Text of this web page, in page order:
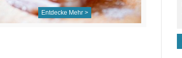
Entdecke Mehr >